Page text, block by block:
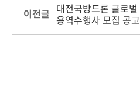
이전글 대전국방드론 글로
용역수행사 모집 공고